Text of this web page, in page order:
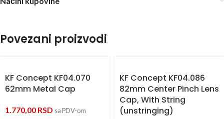
Povezani proizvodi
KF Concept KF04.070
62mm Metal Cap
1.770,00 RSD sa PDV-om
KF Concept KF04.086
82mm Center Pinch Lens
Cap, With String
(unstringing)